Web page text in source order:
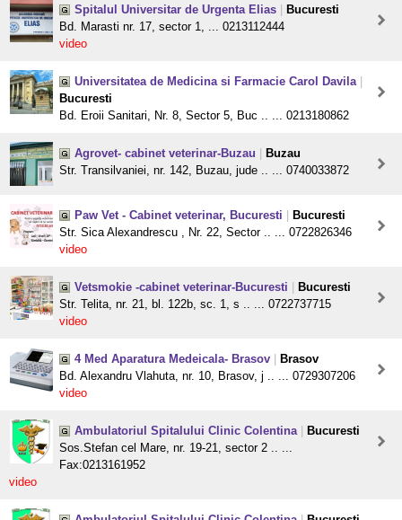
Spitalul Universitar de Urgenta Elias
Bucuresti
Bd. Marasti nr. 17, sector 1, ... 0213112444
video
Universitatea de Medicina si Farmacie Carol Davila
Bucuresti
Bd. Eroii Sanitari, Nr. 8, Sector 5, Buc .. ... 0213180862
Agrovet- cabinet veterinar-Buzau
Buzau
Str. Transilvaniei, nr. 142, Buzau, jude .. ... 0740033872
Paw Vet - Cabinet veterinar, Bucuresti
Bucuresti
Str. Sica Alexandrescu , Nr. 22, Sector .. ... 0722826346
video
Vetsmokie -cabinet veterinar-Bucuresti
Bucuresti
Str. Telita, nr. 21, bl. 122b, sc. 1, s .. ... 0722737715
video
4 Med Aparatura Medeicala- Brasov
Brasov
Bd. Alexandru Vlahuta, nr. 10, Brasov, j .. ... 0729307206
video
Ambulatoriul Spitalului Clinic Colentina
Bucuresti
Sos.Stefan cel Mare, nr. 19-21, sector 2 .. ...
Fax:0213161952
video